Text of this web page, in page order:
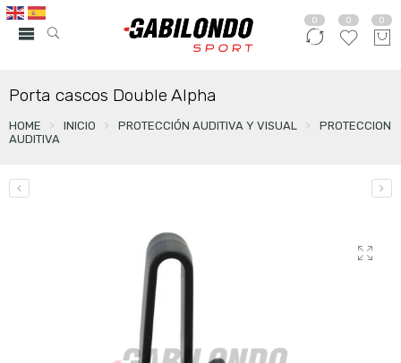
0 0 0
Porta cascos Double Alpha
HOME INICIO PROTECCIÓN AUDITIVA Y VISUAL
PROTECCION
AUDITIVA